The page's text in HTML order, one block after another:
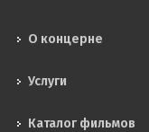
О концерне
Услуги
Каталог фильмов